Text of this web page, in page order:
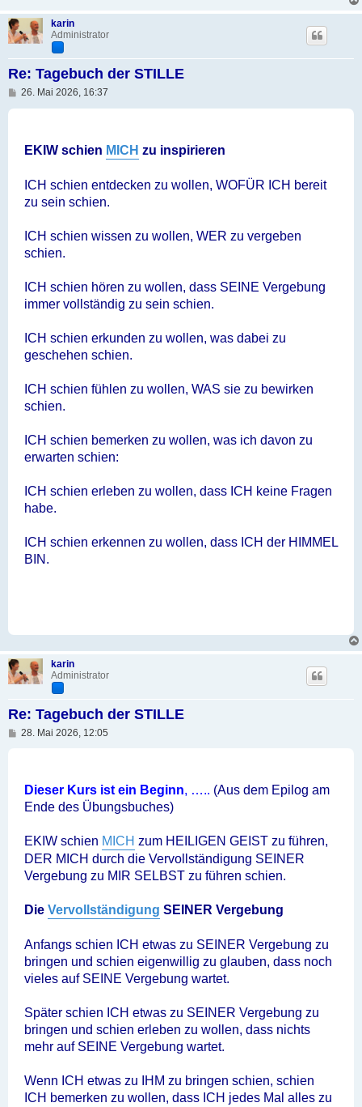
karin
Administrator
Re: Tagebuch der STILLE
B26. Mai 2026, 16:37
EKIW schien MICH zu inspirieren
ICH schien entdecken zu wollen, WOFÜR ICH bereit
zu sein schien.
ICH schien wissen zu wollen, WER zu vergeben
schien.
ICH schien hören zu wollen, dass SEINE Vergebung
immer vollständig zu sein schien.
ICH schien erkunden zu wollen, was dabei zu
geschehen schien.
ICH schien fühlen zu wollen, WAS sie zu bewirken
schien.
ICH schien bemerken zu wollen, was ich davon zu
erwarten schien:
ICH schien erleben zu wollen, dass ICH keine Fragen
habe.
ICH schien erkennen zu wollen, dass ICH der HIMMEL
BIN.
karin
Administrator
Re: Tagebuch der STILLE
B28. Mai 2026, 12:05
Dieser Kurs ist ein Beginn, ….. (Aus dem Epilog am
Ende des Übungsbuches)
EKIW schien MICH zum HEILIGEN GEIST zu führen,
DER MICH durch die Vervollständigung SEINER
Vergebung zu MIR SELBST zu führen schien.
Die Vervollständigung SEINER Vergebung
Anfangs schien ICH etwas zu SEINER Vergebung zu
bringen und schien eigenwillig zu glauben, dass noch
vieles auf SEINE Vergebung wartet.
Später schien ICH etwas zu SEINER Vergebung zu
bringen und schien erleben zu wollen, dass nichts
mehr auf SEINE Vergebung wartet.
Wenn ICH etwas zu IHM zu bringen schien, schien
ICH bemerken zu wollen, dass ICH jedes Mal alles zu